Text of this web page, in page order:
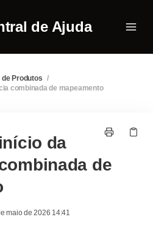
de Ajuda
de Produtos /
combinada de mapeamento
da
de
maio de 2026 14:41